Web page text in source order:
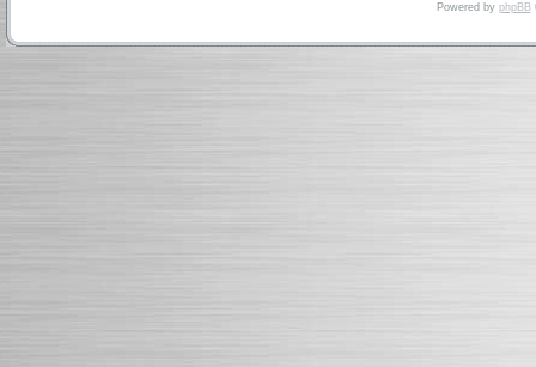
Powered by phpBB